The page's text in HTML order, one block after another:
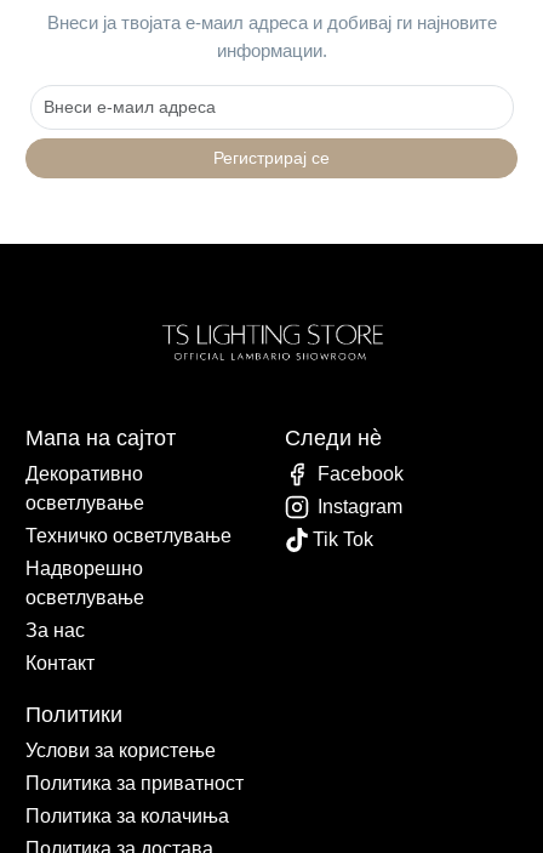
Внеси ја твојата е-маил адреса и добивај ги најновите
информации.
Регистрирај се
Мапа на сајтот
Декоративно
осветлување
Техничко осветлување
Надворешно
осветлување
За нас
Контакт
Политики
Услови за користење
Политика за приватност
Политика за колачиња
Политика за достава
Следи нè
Facebook
Instagram
Tik Tok